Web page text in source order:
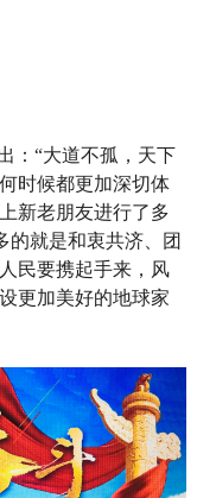
：“大道不孤，天下
时候都更加深切体
新老朋友进行了多
的就是和衷共济、团
民要携起手来，风
更加美好的地球家